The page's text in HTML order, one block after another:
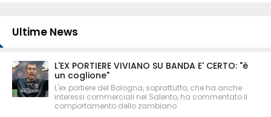
Ultime News
L'EX PORTIERE VIVIANO SU BANDA E' CERTO: "è
un coglione"
L'ex portiere del Bologna, soprattutto, che ha anche
interessi commerciali nel Salento, ha commentato il
comportamento dello zambiano